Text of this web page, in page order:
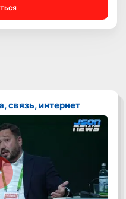
связь, интернет
видео